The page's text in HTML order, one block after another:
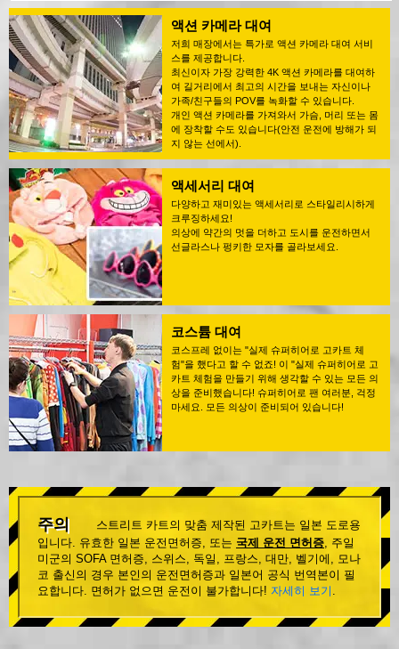
액션 카메라 대여
저희 매장에서는 특가로 액션 카메라 대여 서비
스를 제공합니다.
최신이자 가장 강력한 4K 액션 카메라를 대여하
여 길거리에서 최고의 시간을 보내는 자신이나
가족/친구들의 POV를 녹화할 수 있습니다.
개인 액션 카메라를 가져와서 가슴, 머리 또는 몸
에 장착할 수도 있습니다(안전 운전에 방해가 되
지 않는 선에서).
액세서리 대여
다양하고 재미있는 액세서리로 스타일리시하게
크루징하세요!
의상에 약간의 멋을 더하고 도시를 운전하면서
선글라스나 펑키한 모자를 골라보세요.
코스튬 대여
코스프레 없이는 "실제 슈퍼히어로 고카트 체
험"을 했다고 할 수 없죠! 이 "실제 슈퍼히어로 고
카트 체험을 만들기 위해 생각할 수 있는 모든 의
상을 준비했습니다! 슈퍼히어로 팬 여러분, 걱정
마세요. 모든 의상이 준비되어 있습니다!
주의
스트리트 카트의 맞춤 제작된 고카트는 일본 도로용
입니다. 유효한 일본 운전면허증, 또는 국제 운전 면허증, 주일
미군의 SOFA 면허증, 스위스, 독일, 프랑스, 대만, 벨기에, 모나
코 출신의 경우 본인의 운전면허증과 일본어 공식 번역본이 필
요합니다. 면허가 없으면 운전이 불가합니다! 자세히 보기 .